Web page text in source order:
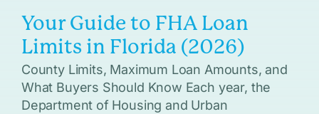
Your Guide to FHA Loan
Limits in Florida (2026)
County Limits, Maximum Loan Amounts, and
What Buyers Should Know Each year, the
Department of Housing and Urban